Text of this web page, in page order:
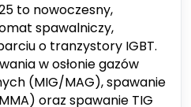
to nowoczesny,
spawalniczy,
o tranzystory IGBT.
w osłonie gazów
(MIG/MAG), spawanie
oraz spawanie TIG